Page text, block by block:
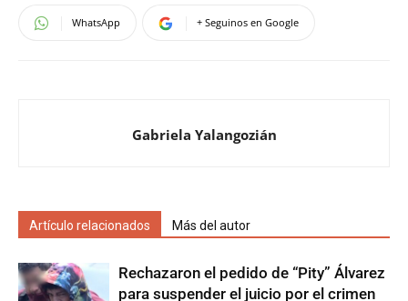
WhatsApp + Seguinos en Google
Gabriela Yalangozián
Artículo relacionados Más del autor
Rechazaron el pedido de “Pity” Álvarez
para suspender el juicio por el crimen